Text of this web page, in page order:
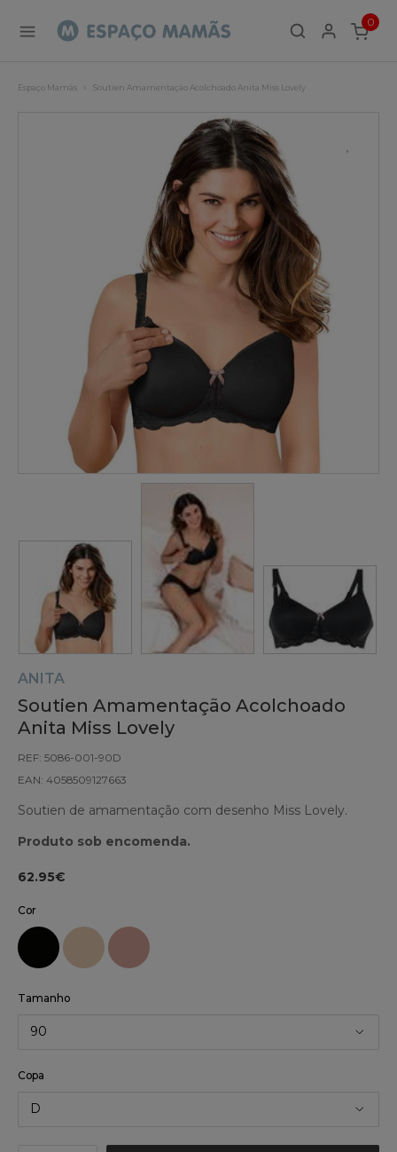
0
ITEMS
Espaço Mamãs Soutien Amamentação Acolchoado Anita Miss Lovely
ANITA
Soutien Amamentação Acolchoado
Anita Miss Lovely
REF: 5086-001-90D
EAN: 4058509127663
Soutien de amamentação com desenho Miss Lovely.
Produto sob encomenda.
62.95€
Cor
Tamanho
90
Copa
D